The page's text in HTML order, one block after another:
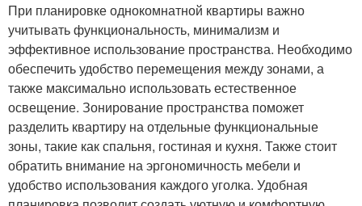
При планировке однокомнатной квартиры важно
учитывать функциональность, минимализм и
эффективное использование пространства. Необходимо
обеспечить удобство перемещения между зонами, а
также максимально использовать естественное
освещение. Зонирование пространства поможет
разделить квартиру на отдельные функциональные
зоны, такие как спальня, гостиная и кухня. Также стоит
обратить внимание на эргономичность мебели и
удобство использования каждого уголка. Удобная